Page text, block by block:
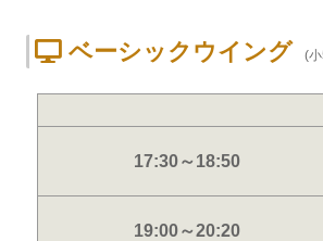
ベーシックウイング (
17:30～18:50
19:00～20:20